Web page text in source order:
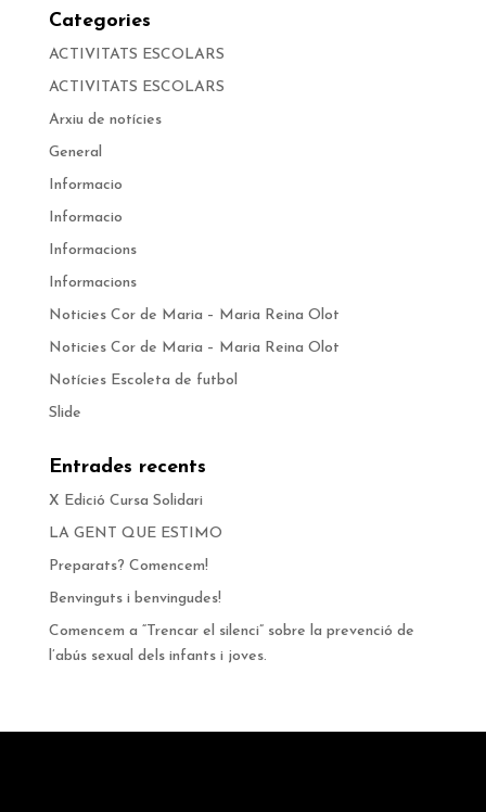
Categories
ACTIVITATS ESCOLARS
ACTIVITATS ESCOLARS
Arxiu de notícies
General
Informacio
Informacio
Informacions
Informacions
Noticies Cor de Maria – Maria Reina Olot
Noticies Cor de Maria – Maria Reina Olot
Notícies Escoleta de futbol
Slide
Entrades recents
X Edició Cursa Solidari
LA GENT QUE ESTIMO
Preparats? Comencem!
Benvinguts i benvingudes!
Comencem a “Trencar el silenci” sobre la prevenció de
l’abús sexual dels infants i joves.